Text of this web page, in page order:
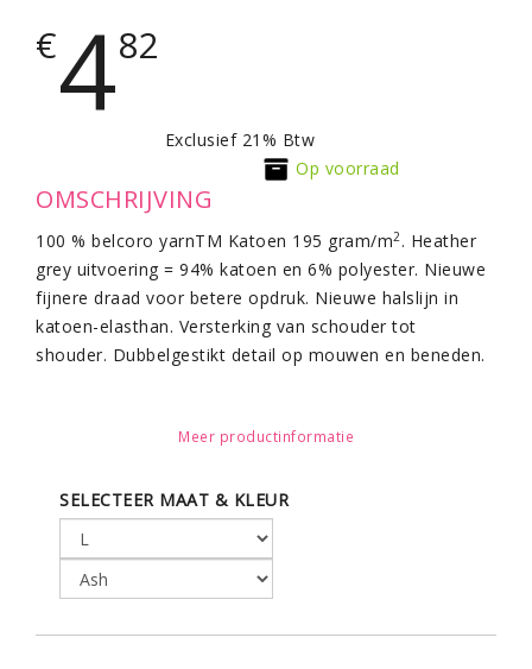
€482
Exclusief 21% Btw
Op voorraad
OMSCHRIJVING
100 % belcoro yarnTM Katoen 195 gram/m2. Heather
grey uitvoering = 94% katoen en 6% polyester. Nieuwe
fijnere draad voor betere opdruk. Nieuwe halslijn in
katoen-elasthan. Versterking van schouder tot
shouder. Dubbelgestikt detail op mouwen en beneden.
Leverbaar in de maten S - M - L - XL - XXL en in een
paar kleuren in XXXL zie varianten
Meer productinformatie
SELECTEER MAAT & KLEUR